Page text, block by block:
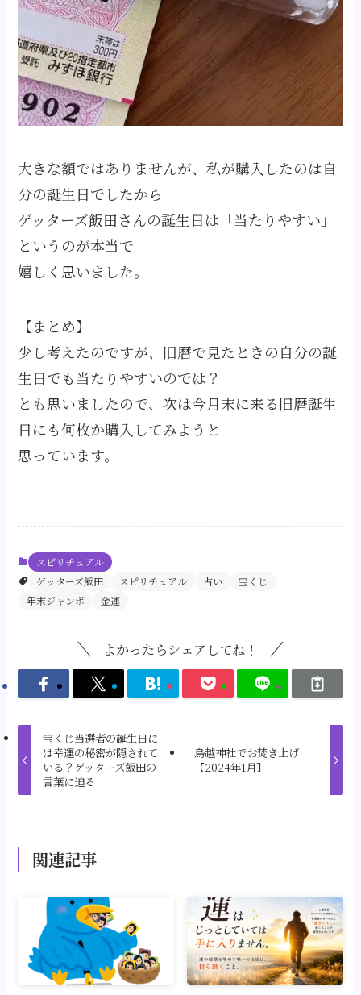
大きな額ではありませんが、私が購入したのは自
分の誕生日でしたから
ゲッターズ飯田さんの誕生日は「当たりやすい」
というのが本当で
嬉しく思いました。
【まとめ】
少し考えたのですが、旧暦で見たときの自分の誕
生日でも当たりやすいのでは？
とも思いましたので、次は今月末に来る旧暦誕生
日にも何枚か購入してみようと
思っています。
スピリチュアル
ゲッターズ飯田
スピリチュアル 占い
宝くじ
年末ジャンボ
金運
よかったらシェアしてね！
宝くじ当選者の誕生日に
は幸運の秘密が隠されて
いる？ゲッターズ飯田の
言葉に迫る
鳥越神社でお焚き上げ
【2024年1月】
関連記事